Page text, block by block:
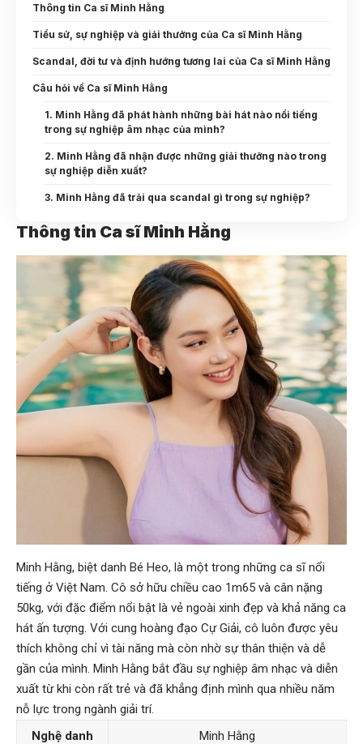
Thông tin Ca sĩ Minh Hằng
Tiểu sử, sự nghiệp và giải thưởng của Ca sĩ Minh Hằng
Scandal, đời tư và định hướng tương lai của Ca sĩ Minh Hằng
Câu hỏi về Ca sĩ Minh Hằng
1. Minh Hằng đã phát hành những bài hát nào nổi tiếng
trong sự nghiệp âm nhạc của mình?
2. Minh Hằng đã nhận được những giải thưởng nào trong
sự nghiệp diễn xuất?
3. Minh Hằng đã trải qua scandal gì trong sự nghiệp?
Thông tin Ca sĩ Minh Hằng
Minh Hằng, biệt danh Bé Heo, là một trong những ca sĩ nổi
tiếng ở Việt Nam. Cô sở hữu chiều cao 1m65 và cân nặng
50kg, với đặc điểm nổi bật là vẻ ngoài xinh đẹp và khả năng ca
hát ấn tượng. Với cung hoàng đạo Cự Giải, cô luôn được yêu
thích không chỉ vì tài năng mà còn nhờ sự thân thiện và dễ
gần của mình. Minh Hằng bắt đầu sự nghiệp âm nhạc và diễn
xuất từ khi còn rất trẻ và đã khẳng định mình qua nhiều năm
nỗ lực trong ngành giải trí.
Nghệ danh
Minh Hằng